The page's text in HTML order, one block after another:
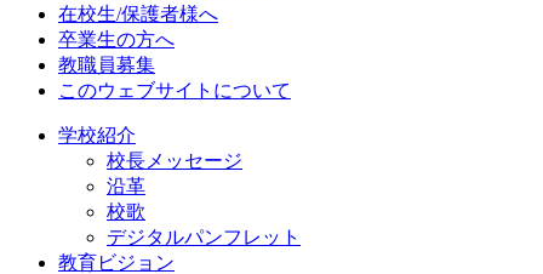
在校生/保護者様へ
卒業生の方へ
教職員募集
このウェブサイトについて
学校紹介
校長メッセージ
沿革
校歌
デジタルパンフレット
教育ビジョン